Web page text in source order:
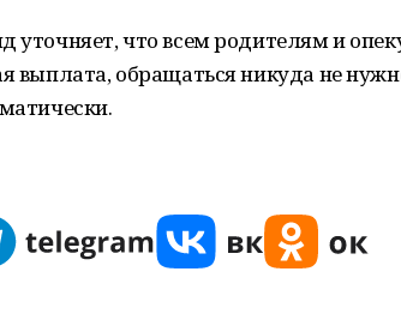
уточняет, что всем родителям и
выплата, обращаться никуда не